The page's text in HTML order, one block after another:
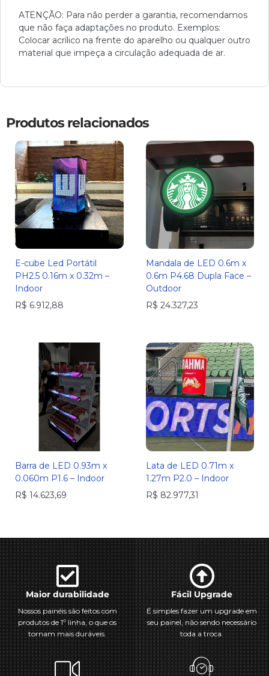
ATENÇÃO: Para não perder a garantia, recomendamos
que não faça adaptações no produto. Exemplos:
Colocar acrílico na frente do aparelho ou qualquer outro
material que impeça a circulação adequada de ar.
Produtos relacionados
E-cube Led Portátil
PH2.5 0.16m x 0.32m –
Indoor
R$ 6.912,88
Mandala de LED 0.6m x
0.6m P4.68 Dupla Face –
Outdoor
R$ 24.327,23
Barra de LED 0.93m x
0.060m P1.6 – Indoor
R$ 14.623,69
Lata de LED 0.71m x
1.27m P2.0 – Indoor
R$ 82.977,31
Maior durabilidade
Nossos painéis são feitos com
produtos de 1º linha, o que os
tornam mais duráveis.
Fácil Upgrade
É simples fazer um upgrade em
seu painel, não sendo necessário
toda a troca.